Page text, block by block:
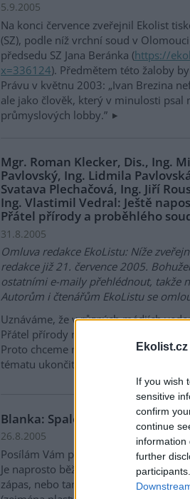
Ekolist.cz
If you wish
sensitive
confirm
continue
information
further
5.9.2005
Na konci července zveřejnil Ekolist
(SZ), podle níž vrchní soud v
předsedu SZ Jana Beránka (https://
x=336124). Předmětem této žaloby
Právu v květnu 2003: „Ivan Brezina
ale jako člověk, který v minulosti psal
průmyslových lobby.”
Mgr. Roman Klecker, Dis., Ing.
Pavlovský, Ing. Lidmila
Svatava Plechačová, Ing. Jiří
Ing. Vlastimil Vedral: Ještě
Přátel přírody a proběhlého
31.8.2005
Omluva redakce EkoListu: Níže
redakce již 21. července 2005.
ostatními e-maily přehlédnout, takže
Autorům i čtenářům EkoListu se
Uznáváme, že v různých médiích
Přátel přírody neberou konce a že
Proto chceme naše dosavadní
tématu ukončit. Tedy:
Blanka: Spalování odpadků na
26.8.2005
Posílám Vám pár záběrů z jedné
Je naprosto běžné, že kdykoli se na
zápas, nebo taneční zábava, tak